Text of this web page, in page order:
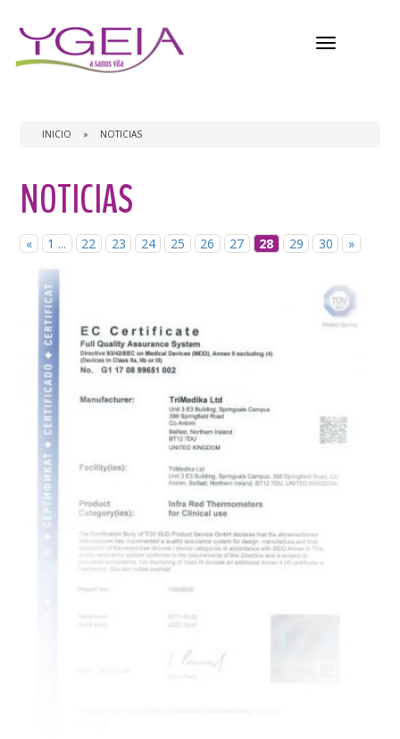
Menú
INICIO » NOTICIAS
NOTICIAS
« 1 ... 22 23 24 25 26 27 28 29 30 »